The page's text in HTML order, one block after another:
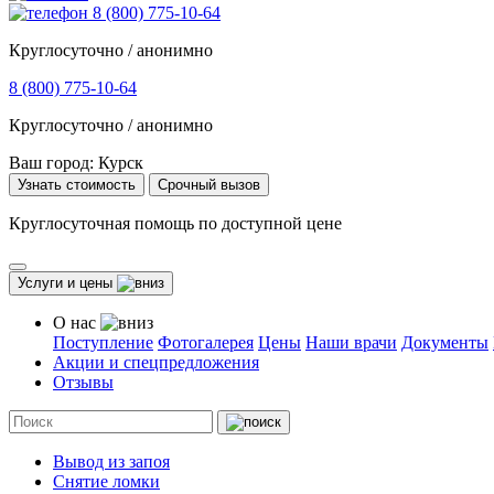
8 (800) 775-10-64
Круглосуточно / анонимно
8 (800) 775-10-64
Круглосуточно / анонимно
Ваш город: Курск
Узнать стоимость Срочный вызов
Круглосуточная помощь по доступной цене
Услуги и цены
О нас
Поступление Фотогалерея Цены Наши врачи Документы
Акции и спецпредложения
Отзывы
Вывод из запоя
Снятие ломки